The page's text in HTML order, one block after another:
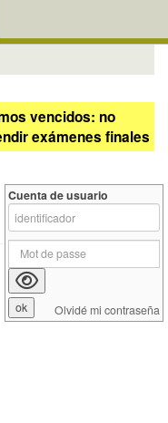
vencidos: no
exámenes finales
Cuenta de usuario
Olvidé mi contraseña